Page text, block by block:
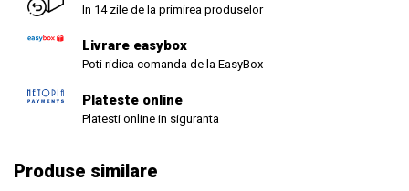
In 14 zile de la primirea produselor
Livrare easybox
Poti ridica comanda de la EasyBox
Plateste online
Platesti online in siguranta
Produse similare